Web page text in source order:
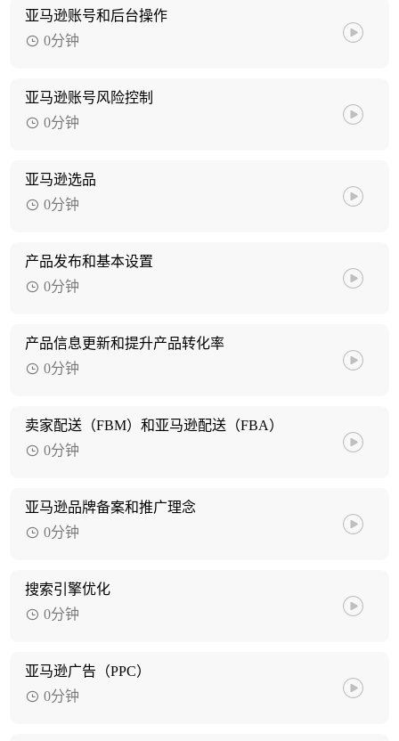
亚马逊账号和后台操作
0分钟
亚马逊账号风险控制
0分钟
亚马逊选品
0分钟
产品发布和基本设置
0分钟
产品信息更新和提升产品转化率
0分钟
卖家配送（FBM）和亚马逊配送（FBA）
0分钟
亚马逊品牌备案和推广理念
0分钟
搜索引擎优化
0分钟
亚马逊广告（PPC）
0分钟